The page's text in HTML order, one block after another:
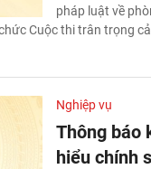
pháp luật về
Cuộc thi trân trọng
Nghiệp vụ
Thông báo
hiểu chính